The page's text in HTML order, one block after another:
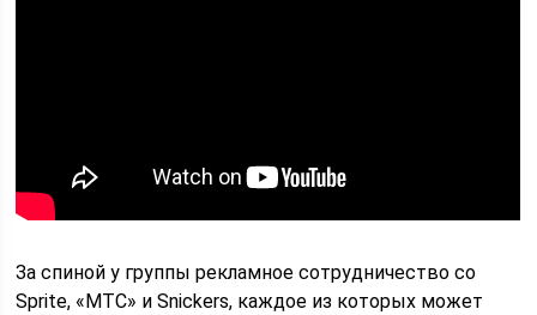
За спиной у группы рекламное сотрудничество со
Sprite, «МТС» и Snickers, каждое из которых может